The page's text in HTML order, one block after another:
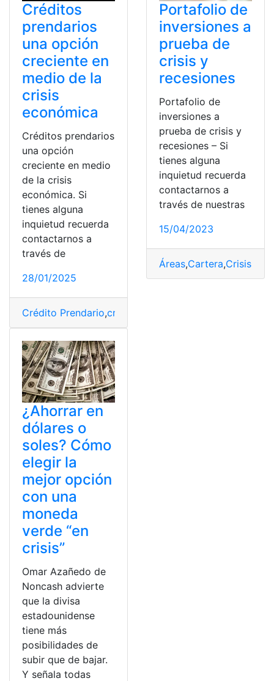
Créditos
prendarios
una opción
creciente en
medio de la
crisis
económica
Créditos prendarios
una opción
creciente en medio
de la crisis
económica. Si
tienes alguna
inquietud recuerda
contactarnos a
través de
28/01/2025
Crédito Prendario,crisis económica
Portafolio de
inversiones a
prueba de
crisis y
recesiones
Portafolio de
inversiones a
prueba de crisis y
recesiones – Si
tienes alguna
inquietud recuerda
contactarnos a
través de nuestras
15/04/2023
Áreas,Cartera,Crisis
¿Ahorrar en
dólares o
soles? Cómo
elegir la
mejor opción
con una
moneda
verde “en
crisis”
Omar Azañedo de
Noncash advierte
que la divisa
estadounidense
tiene más
posibilidades de
subir que de bajar.
Y señala todas